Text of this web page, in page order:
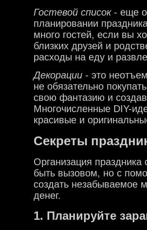
Гостевой список- еще
планировании
много гостей, если вы
близких друзей и
расходы на еду и
Декорации - это
не обязательно
свою фантазию и
Многочисленные DIY-
красивые и
Секреты
Организация
быть вызовом, но с
создать незабываемое
денег.
1. Планируйте